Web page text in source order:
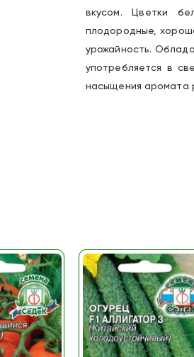
вкусом. Цветки
плодородные,
урожайность.
употребляется в
насыщения аромата